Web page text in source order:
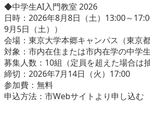
◆中学生AI入門教室 2026
日時：2026年8月8日（土）13:00～
9月5日（土））
会場：東京大学本郷キャンパス（東京
対象：市内在住または市内在学の中学生
募集人数：10組（定員を超えた場合は抽
締切：2026年7月14日（火）17:00
参加費：無料
申込方法：市Webサイトより申し込む